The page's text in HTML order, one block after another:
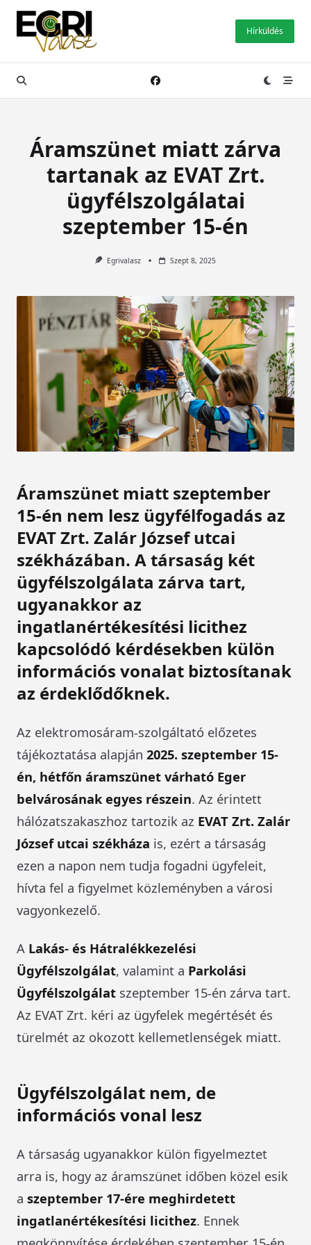
Skip
content
Hírküldés
Áramszünet miatt zárva
tartanak az EVAT Zrt.
ügyfélszolgálatai
szeptember 15-én
Egrivalasz Szept 8, 2025
Áramszünet miatt szeptember
15-én nem lesz ügyfélfogadás az
EVAT Zrt. Zalár József utcai
székházában. A társaság két
ügyfélszolgálata zárva tart,
ugyanakkor az
ingatlanértékesítési licithez
kapcsolódó kérdésekben külön
információs vonalat biztosítanak
az érdeklődőknek.
Az elektromosáram-szolgáltató előzetes
tájékoztatása alapján 2025. szeptember 15-
én, hétfőn áramszünet várható Eger
belvárosának egyes részein. Az érintett
hálózatszakaszhoz tartozik az EVAT Zrt. Zalár
József utcai székháza is, ezért a társaság
ezen a napon nem tudja fogadni ügyfeleit,
hívta fel a figyelmet közleményben a városi
vagyonkezelő.
A Lakás- és Hátralékkezelési
Ügyfélszolgálat, valamint a Parkolási
Ügyfélszolgálat szeptember 15-én zárva tart.
Az EVAT Zrt. kéri az ügyfelek megértését és
türelmét az okozott kellemetlenségek miatt.
Ügyfélszolgálat nem, de
információs vonal lesz
A társaság ugyanakkor külön figyelmeztet
arra is, hogy az áramszünet időben közel esik
a szeptember 17-ére meghirdetett
ingatlanértékesítési licithez. Ennek